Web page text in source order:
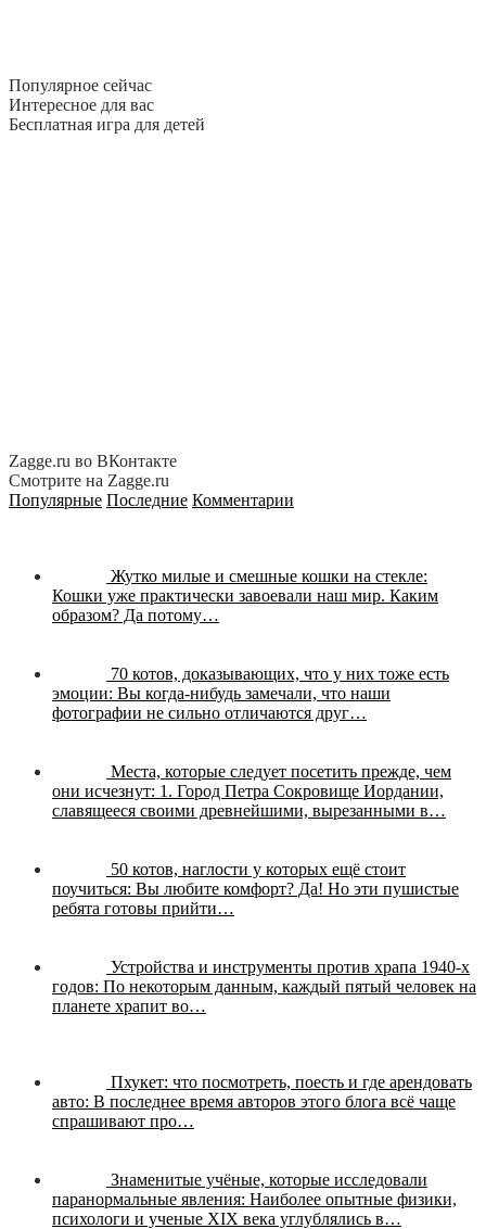
Популярное сейчас
Интересное для вас
Бесплатная игра для детей
Zagge.ru во ВКонтакте
Смотрите на Zagge.ru
Популярные Последние Комментарии
Жутко милые и смешные кошки на стекле:
Кошки уже практически завоевали наш мир. Каким
образом? Да потому…
70 котов, доказывающих, что у них тоже есть
эмоции: Вы когда-нибудь замечали, что наши
фотографии не сильно отличаются друг…
Места, которые следует посетить прежде, чем
они исчезнут: 1. Город Петра Сокровище Иордании,
славящееся своими древнейшими, вырезанными в…
50 котов, наглости у которых ещё стоит
поучиться: Вы любите комфорт? Да! Но эти пушистые
ребята готовы прийти…
Устройства и инструменты против храпа 1940-х
годов: По некоторым данным, каждый пятый человек на
планете храпит во…
Пхукет: что посмотреть, поесть и где арендовать
авто: В последнее время авторов этого блога всё чаще
спрашивают про…
Знаменитые учёные, которые исследовали
паранормальные явления: Наиболее опытные физики,
психологи и ученые XIX века углублялись в…